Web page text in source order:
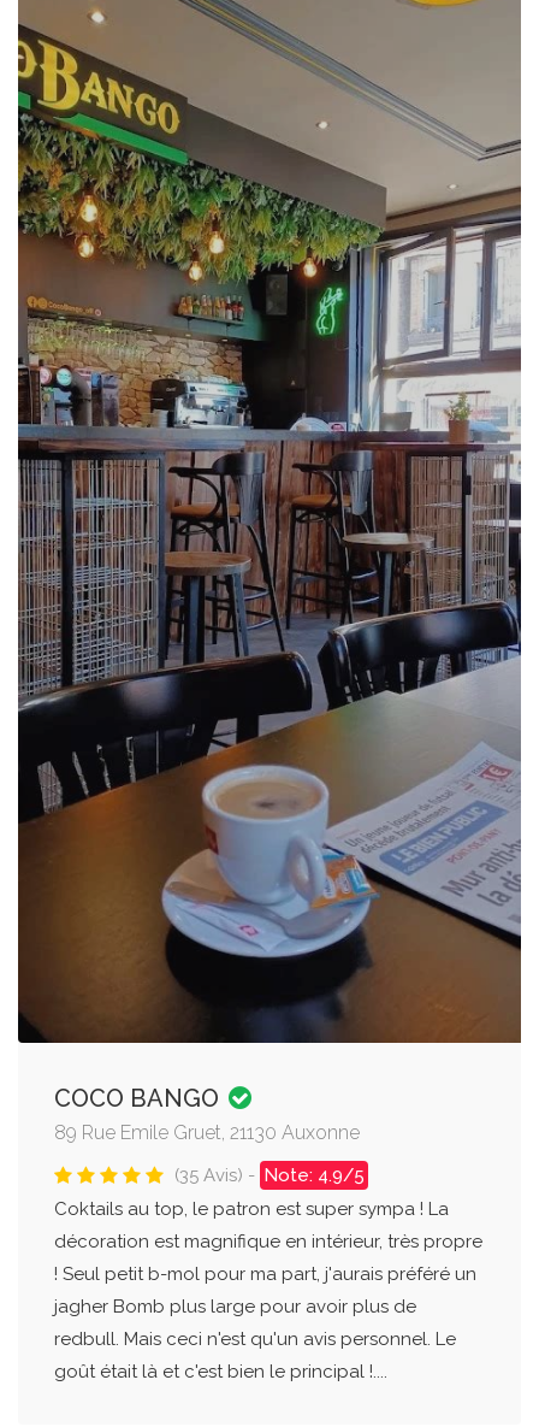
COCO BANGO
89 Rue Emile Gruet, 21130 Auxonne
(35 Avis) - Note: 4.9/5
Coktails au top, le patron est super sympa ! La
décoration est magnifique en intérieur, très propre
! Seul petit b-mol pour ma part, j'aurais préféré un
jagher Bomb plus large pour avoir plus de
redbull. Mais ceci n'est qu'un avis personnel. Le
goût était là et c'est bien le principal !....